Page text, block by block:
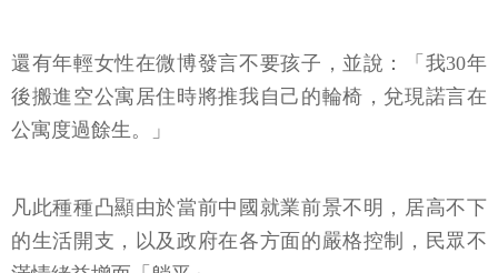
還有年輕女性在微博發言不要孩子，並說：「我30年
後搬進空公寓居住時將推我自己的輪椅，兌現諾言在
公寓度過餘生。」
凡此種種凸顯由於當前中國就業前景不明，居高不下
的生活開支，以及政府在各方面的嚴格控制，民眾不